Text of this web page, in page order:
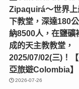
Zipaquirá～世界上
下教堂，深達180
納8500人，在鹽礦
成的天主教教堂，
2025/07/02(三)！
亞旅遊Colombia】
2026-07-26